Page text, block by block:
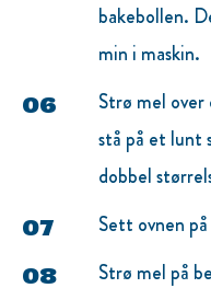
bakebollen.
min i maskin.
Strø mel
stå på et lunt
dobbel
Sett ovnen
Strø mel på